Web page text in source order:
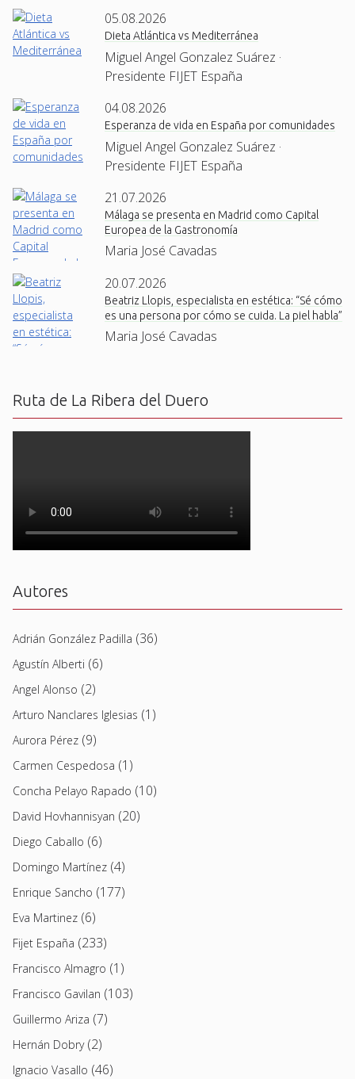
05.08.2026
Dieta Atlántica vs Mediterránea
Miguel Angel Gonzalez Suárez ·
Presidente FIJET España
04.08.2026
Esperanza de vida en España por comunidades
Miguel Angel Gonzalez Suárez ·
Presidente FIJET España
21.07.2026
Málaga se presenta en Madrid como Capital
Europea de la Gastronomía
Maria José Cavadas
20.07.2026
Beatriz Llopis, especialista en estética: “Sé cómo
es una persona por cómo se cuida. La piel habla”
Maria José Cavadas
Ruta de La Ribera del Duero
Autores
Adrián González Padilla (36)
Agustín Alberti (6)
Angel Alonso (2)
Arturo Nanclares Iglesias (1)
Aurora Pérez (9)
Carmen Cespedosa (1)
Concha Pelayo Rapado (10)
David Hovhannisyan (20)
Diego Caballo (6)
Domingo Martínez (4)
Enrique Sancho (177)
Eva Martinez (6)
Fijet España (233)
Francisco Almagro (1)
Francisco Gavilan (103)
Guillermo Ariza (7)
Hernán Dobry(2)
Ignacio Vasallo (46)